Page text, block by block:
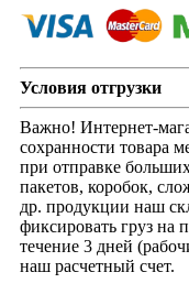
Условия отгрузки
Важно! Интернет-
сохранности товара
при отправке
пакетов, коробок,
др. продукции наш
фиксировать груз на
течение 3 дней
наш расчетный счет.